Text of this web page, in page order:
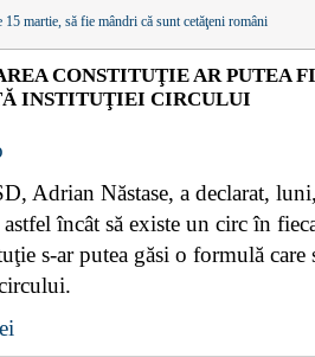
martie, să fie mândri că sunt cetăţeni români
CONSTITUŢIE AR PUTEA
INSTITUŢIEI CIRCULUI
Adrian Năstase, a declarat,
încât să existe un circ în
s-ar putea găsi o formulă care